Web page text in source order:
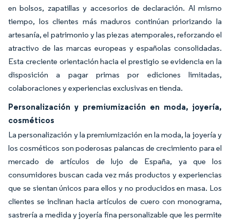
en bolsos, zapatillas y accesorios de declaración. Al mismo
tiempo, los clientes más maduros continúan priorizando la
artesanía, el patrimonio y las piezas atemporales, reforzando el
atractivo de las marcas europeas y españolas consolidadas.
Esta creciente orientación hacia el prestigio se evidencia en la
disposición a pagar primas por ediciones limitadas,
colaboraciones y experiencias exclusivas en tienda.
Personalización y premiumización en moda, joyería,
cosméticos
La personalización y la premiumización en la moda, la joyería y
los cosméticos son poderosas palancas de crecimiento para el
mercado de artículos de lujo de España, ya que los
consumidores buscan cada vez más productos y experiencias
que se sientan únicos para ellos y no producidos en masa. Los
clientes se inclinan hacia artículos de cuero con monograma,
sastrería a medida y joyería fina personalizable que les permite